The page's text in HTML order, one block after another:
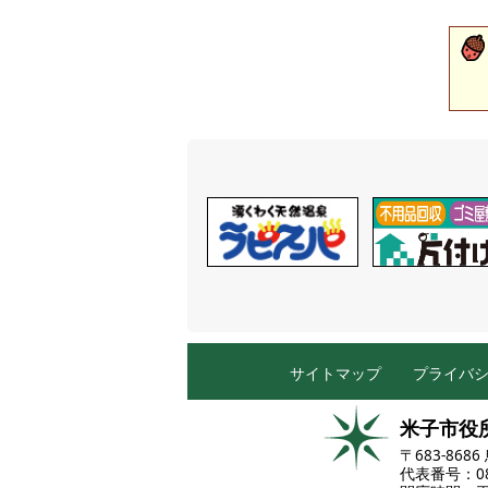
サイトマップ プライバ
米子市役
〒683-8686
代表番号：